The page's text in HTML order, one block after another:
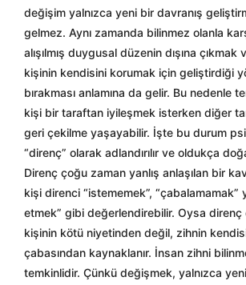
değişim yalnızca yeni bir davranış
gelmez. Aynı zamanda bilinmez olanla
alışılmış duygusal düzenin dışına
kişinin kendisini korumak için geliştirdiği
bırakması anlamına da gelir. Bu nedenle
kişi bir taraftan iyileşmek isterken diğer
geri çekilme yaşayabilir. İşte bu durum
“direnç” olarak adlandırılır ve oldukça
Direnç çoğu zaman yanlış anlaşılan bir
kişi direnci “istememek”, “çabalamamak”
etmek” gibi değerlendirebilir. Oysa direnç
kişinin kötü niyetinden değil, zihnin
çabasından kaynaklanır. İnsan zihni
temkinlidir. Çünkü değişmek, yalnızca